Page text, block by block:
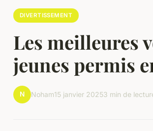
DIVERTISSEMENT
Les meilleures
jeunes permis
N Noham15 janvier 20253 min de